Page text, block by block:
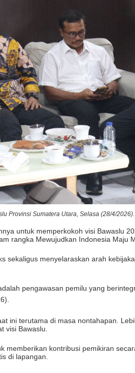
Provinsi Sumatera Utara, Selasa (28/4/2026).
untuk memperkokoh visi Bawaslu
rangka Mewujudkan Indonesia Maju
sekaligus menyelaraskan arah
pengawasan pemilu yang
ini terutama di masa nontahapan.
visi Bawaslu.
kontribusi pemikiran
di lapangan.